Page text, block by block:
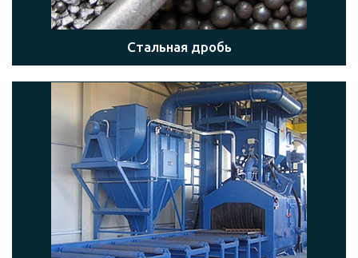
Стальная дробь